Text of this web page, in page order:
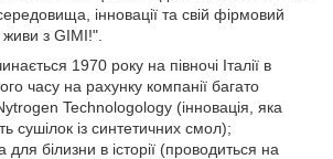
інновації та свій фірмовий
з GIMI!".
1970 року на півночі Італії в
часу на рахунку компанії багато
Technologology (інновація, яка
сушілок із синтетичних смол);
білизни в історії (проводиться на